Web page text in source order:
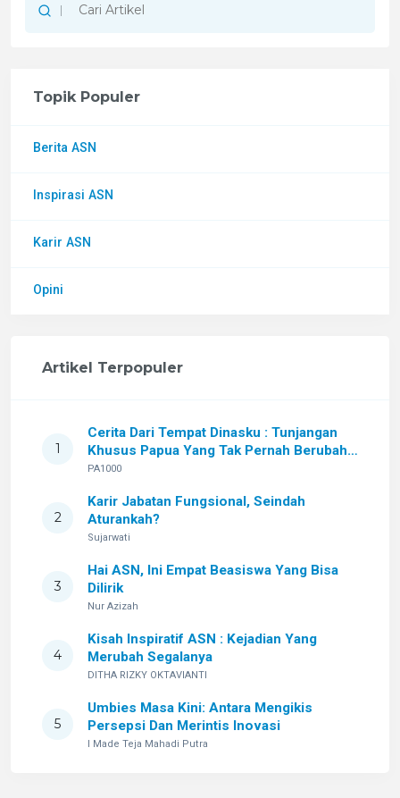
Topik Populer
Berita ASN
Inspirasi ASN
Karir ASN
Opini
Artikel Terpopuler
1
Cerita Dari Tempat Dinasku : Tunjangan
Khusus Papua Yang Tak Pernah Berubah
Setelah Sekian Lama
PA1000
2
Karir Jabatan Fungsional, Seindah
Aturankah?
Sujarwati
3
Hai ASN, Ini Empat Beasiswa Yang Bisa
Dilirik
Nur Azizah
4
Kisah Inspiratif ASN : Kejadian Yang
Merubah Segalanya
DITHA RIZKY OKTAVIANTI
5
Umbies Masa Kini: Antara Mengikis
Persepsi Dan Merintis Inovasi
I Made Teja Mahadi Putra